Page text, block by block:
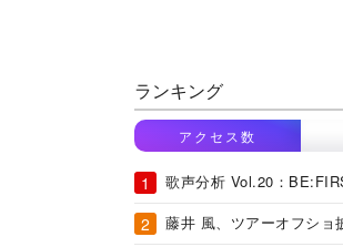
ランキング
アクセス数
歌声分析 Vol.20：
藤井 風、ツアーオフショ